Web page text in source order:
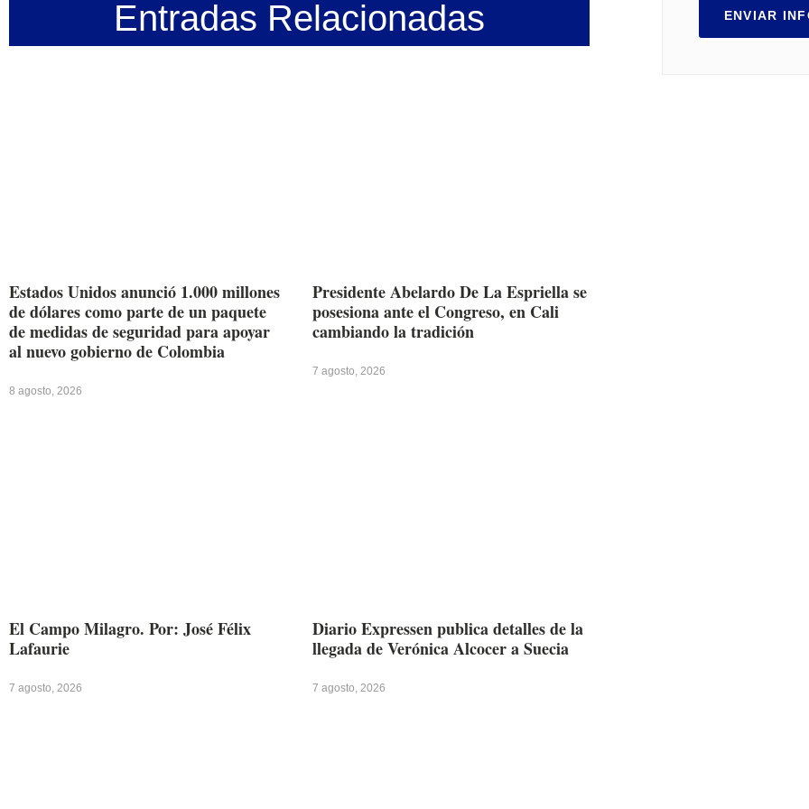
Entradas Relacionadas
Estados Unidos anunció 1.000 millones
de dólares como parte de un paquete
de medidas de seguridad para apoyar
al nuevo gobierno de Colombia
8 agosto, 2026
Presidente Abelardo De La Espriella se
posesiona ante el Congreso, en Cali
cambiando la tradición
7 agosto, 2026
El Campo Milagro. Por: José Félix
Lafaurie
7 agosto, 2026
Diario Expressen publica detalles de la
llegada de Verónica Alcocer a Suecia
7 agosto, 2026
ENVIAR